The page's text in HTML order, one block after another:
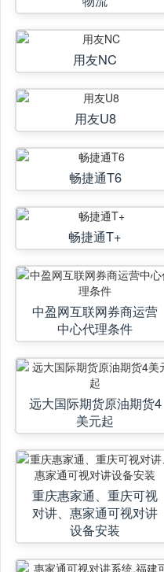
用友NC
用友U8
畅捷通T6
畅捷通T+
中盈网互联网券商运营
中心代理条件
远大国际期货原油期货4
美元起
重庆惠家通、重庆可视
对讲、惠家通可视对讲
设备安装